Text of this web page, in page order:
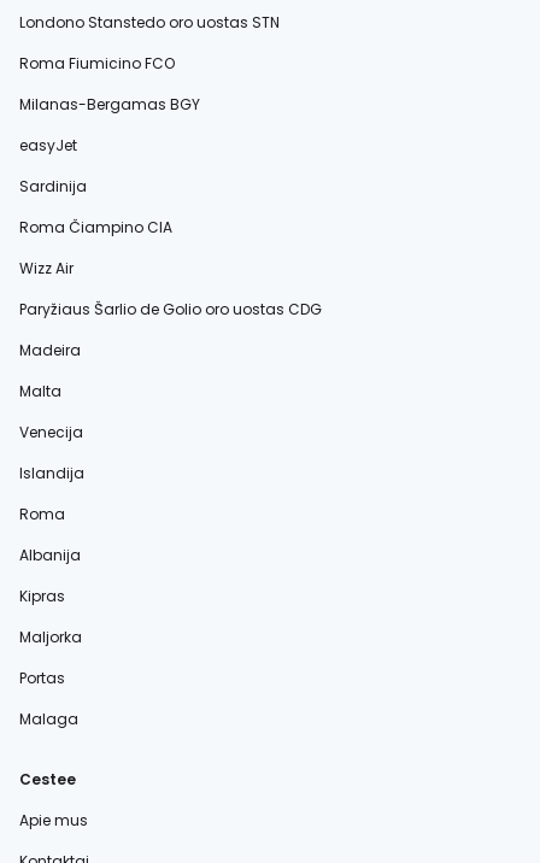
Londono Stanstedo oro uostas STN
Roma Fiumicino FCO
Milanas-Bergamas BGY
easyJet
Sardinija
Roma Čiampino CIA
Wizz Air
Paryžiaus Šarlio de Golio oro uostas CDG
Madeira
Malta
Venecija
Islandija
Roma
Albanija
Kipras
Maljorka
Portas
Malaga
Cestee
Apie mus